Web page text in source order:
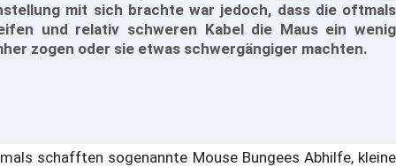
mit sich brachte war jedoch, dass die oftmals
und relativ schweren Kabel die Maus ein wenig
zogen oder sie etwas schwergängiger machten.
schafften sogenannte Mouse Bungees Abhilfe, kleine